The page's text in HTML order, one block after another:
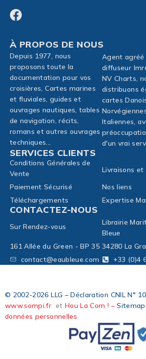
À PROPOS DE NOUS
Depuis 1977, nous
proposons toute la
documentation pour vos
croisières, Cartes marines
et fluviales, guides et
ouvrages nautiques, tables
de navigation, récits,
romans et autres ouvrages
techniques...
Agent agréé
diffuseur
NV Charts,
distribuons
cartes
Italiennes,
d'un vrai
SERVICES CLIENTS
Conditions Générales de
Vente
Livraisons et
Paiement Sécurisé
Nos liens
Téléchargements
Expertise
CONTACTEZ-NOUS
Sur Rendez-vous
Librairie
Bleue
161 Allée du Green - BP 35 34280 La
contact@eaubleue.com
+33 (0)4
© 2002-2026 LLG – Déclaration CNIL N°
www.sompi.fr et Hou La Com ! –Sitemap
données personnelles